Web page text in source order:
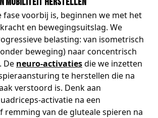
fase voorbij is, beginnen we met het
en bewegingsuitslag. We
belasting: van isometrisch
beweging) naar concentrisch
De neuro-activatiesdie we inzetten
te herstellen die na
verstoord is. Denk aan
activatie na een
remming van de gluteale spieren na